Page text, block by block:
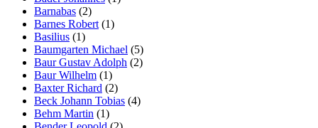
Barnabas (2)
Barnes Robert (1)
Basilius (1)
Baumgarten Michael (5)
Baur Gustav Adolph (2)
Baur Wilhelm (1)
Baxter Richard (2)
Beck Johann Tobias (4)
Behm Martin (1)